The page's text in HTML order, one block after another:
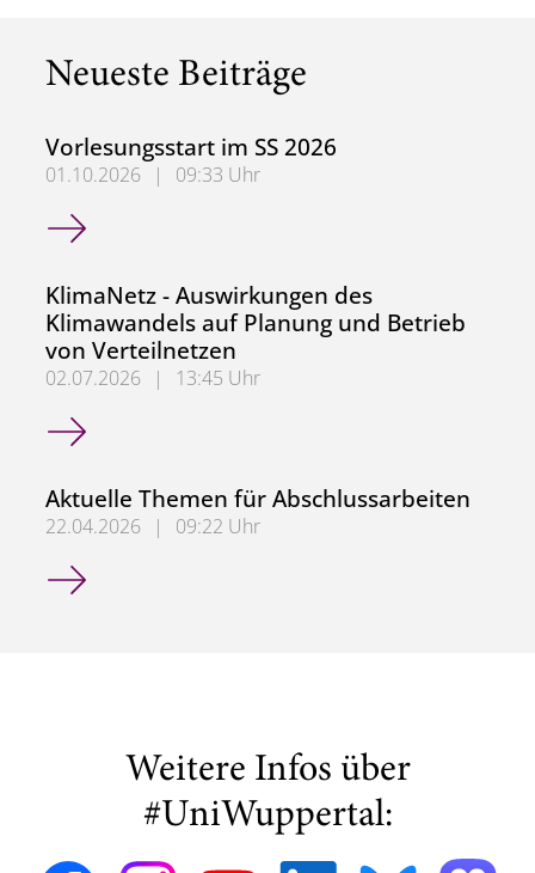
Neueste Beiträge
Vorlesungsstart im SS 2026
01.10.2026 |
09:33 Uhr
Vorlesungsstart im SS 2026
KlimaNetz - Auswirkungen des
Klimawandels auf Planung und Betrieb
von Verteilnetzen
02.07.2026 |
13:45 Uhr
KlimaNetz - Auswirkungen des Klimawandels auf
Aktuelle Themen für Abschlussarbeiten
22.04.2026 |
09:22 Uhr
Aktuelle Themen für Abschlussarbeiten
Weitere Infos über
#UniWuppertal: